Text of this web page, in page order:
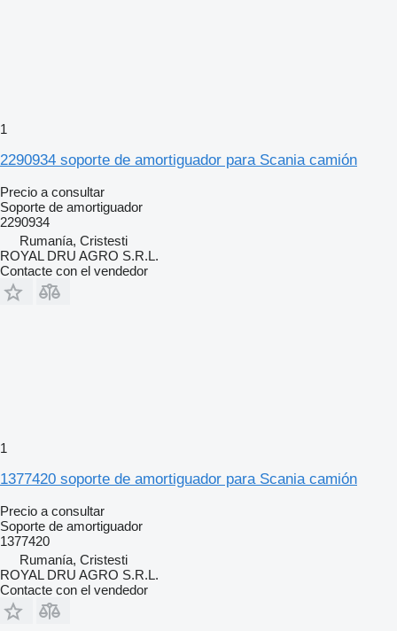
1
2290934 soporte de amortiguador para Scania camión
Precio a consultar
Soporte de amortiguador
2290934
Rumanía, Cristesti
ROYAL DRU AGRO S.R.L.
Contacte con el vendedor
1
1377420 soporte de amortiguador para Scania camión
Precio a consultar
Soporte de amortiguador
1377420
Rumanía, Cristesti
ROYAL DRU AGRO S.R.L.
Contacte con el vendedor